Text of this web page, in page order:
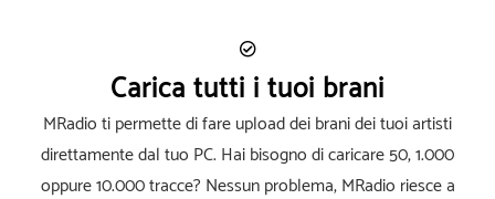
Carica tutti i tuoi brani
MRadio ti permette di fare upload dei brani dei tuoi artisti
direttamente dal tuo PC. Hai bisogno di caricare 50, 1.000
oppure 10.000 tracce? Nessun problema, MRadio riesce a